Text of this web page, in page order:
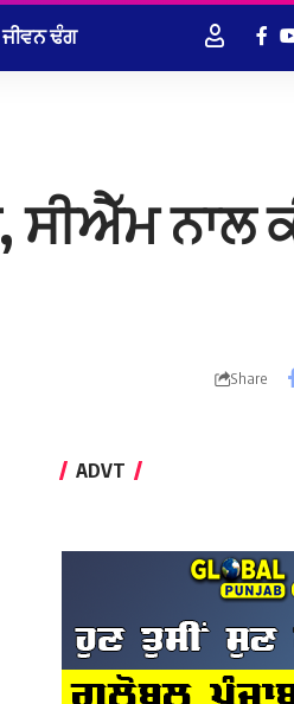
ਜੀਵਨ ਢੰਗ
ਨਾਲ
Share
ADVT